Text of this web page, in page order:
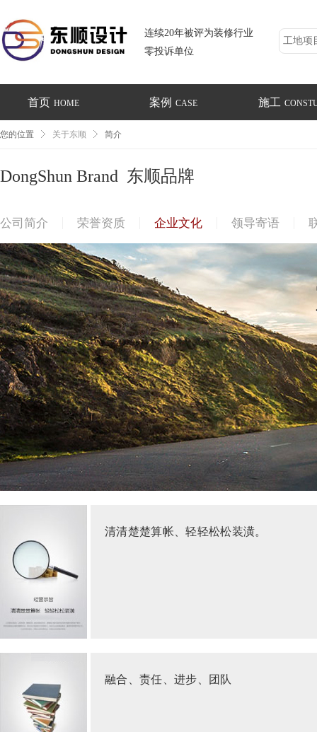
连续20年被评为装修行业
零投诉单位
首页 HOME 案例 CASE 施工
您的位置 关于东顺 简介
DongShun Brand 东顺品牌
公司简介 荣誉资质 企业文化 领导寄语
清清楚楚算帐、轻轻松松装潢。
融合、责任、进步、团队